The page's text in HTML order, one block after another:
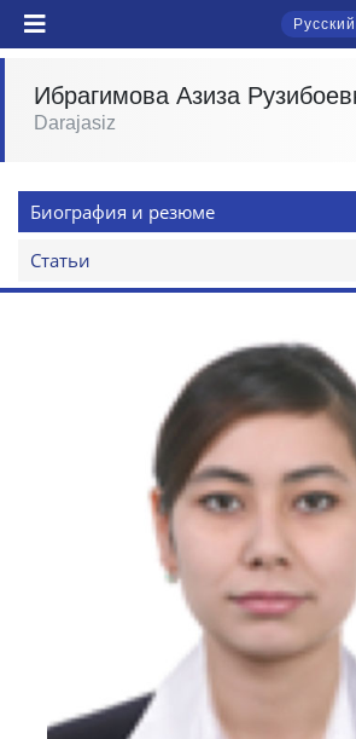
Русский
Ибрагимова Азиза
Darajasiz
Биография и резюме
Статьи
Чат приёмной комиссии ТГЮУ
Здравствуйте! Добро пожаловать в чат
Выберите тему — затем появятся
конкретные вопросы:
1. Документы (бакалавр) (5)
6. Онлайн-заявки (15)
✉️ Написать администратору